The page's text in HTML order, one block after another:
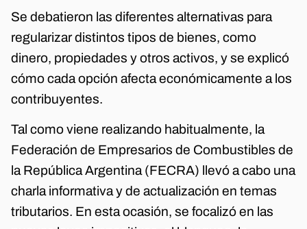
Se debatieron las diferentes alternativas para
regularizar distintos tipos de bienes, como
dinero, propiedades y otros activos, y se explicó
cómo cada opción afecta económicamente a los
contribuyentes.
Tal como viene realizando habitualmente, la
Federación de Empresarios de Combustibles de
la República Argentina (FECRA) llevó a cabo una
charla informativa y de actualización en temas
tributarios. En esta ocasión, se focalizó en las